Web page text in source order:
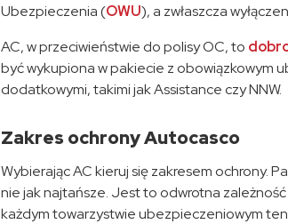
Ubezpieczenia (OWU), a zwłaszcza
AC, w przeciwieństwie do polisy OC, to
być wykupiona w pakiecie z obowiązkowym
dodatkowymi, takimi jak Assistance czy NNW.
Zakres ochrony Autocasco
Wybierając AC kieruj się zakresem ochrony.
nie jak najtańsze. Jest to odwrotna
każdym towarzystwie ubezpieczeniowym